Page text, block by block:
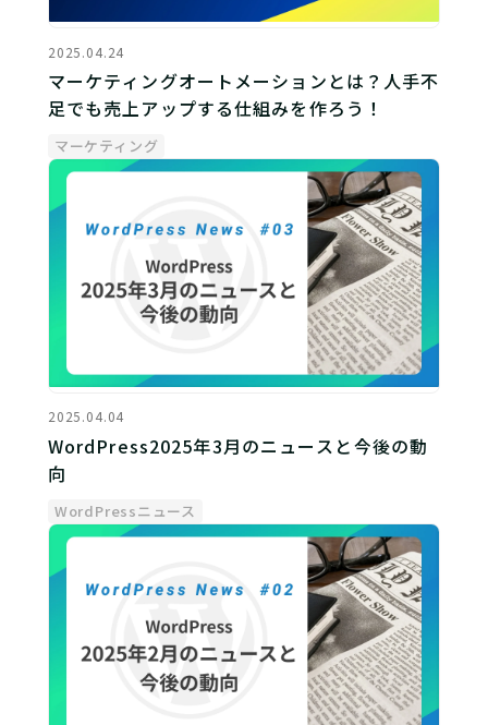
2025.04.24
マーケティングオートメーションとは？人手不
足でも売上アップする仕組みを作ろう！
マーケティング
2025.04.04
WordPress2025年3月のニュースと今後の動
向
WordPressニュース